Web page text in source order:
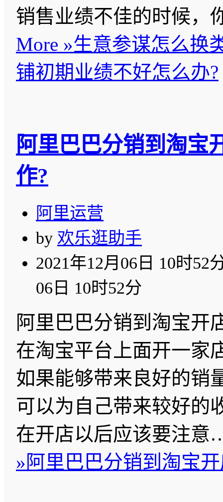
销售业绩不佳的时候
More »生意参谋怎么换
铺初期业绩不好怎么办?
阿里巴巴分销到淘宝
作?
阿里运营
by 欢乐逛助手
2021年12月06日 10时52
06日 10时52分
阿里巴巴分销到淘宝开
在淘宝平台上面开一家
如果能够带来良好的销
可以为自己带来较好的
在开店以后应该要注
»阿里巴巴分销到淘宝